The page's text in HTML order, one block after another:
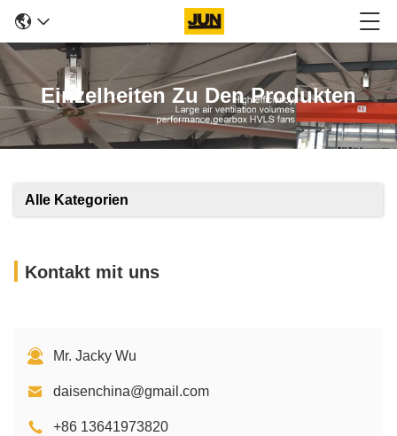
Einzelheiten Zu Den Produkten
Alle Kategorien
Kontakt mit uns
Mr. Jacky Wu
daisenchina@gmail.com
+86 13641973820